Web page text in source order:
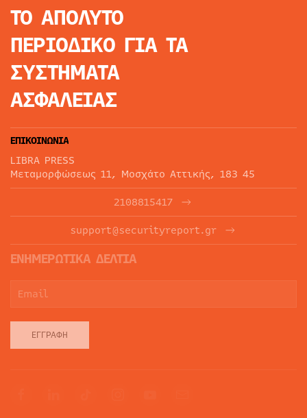
ΤΟ ΑΠΟΛΥΤΟ
ΠΕΡΙΟΔΙΚΟ ΓΙΑ ΤΑ
ΣΥΣΤΗΜΑΤΑ
ΑΣΦΑΛΕΙΑΣ
ΕΠΙΚΟΙΝΩΝΙΑ
LIBRA PRESS
Μεταμορφώσεως 11, Μοσχάτο Αττικής, 183 45
2108815417
support@securityreport.gr
ΕΝΗΜΕΡΩΤΙΚΑ ΔΕΛΤΙΑ
ΕΓΓΡΑΦΉ